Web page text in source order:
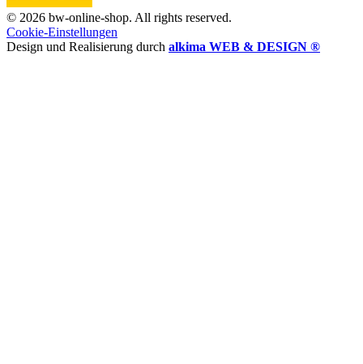
© 2026 bw-online-shop. All rights reserved.
Cookie-Einstellungen
Design und Realisierung durch alkima WEB & DESIGN ®